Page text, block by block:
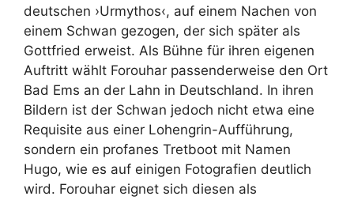
deutschen ›Urmythos‹, auf einem Nachen von
einem Schwan gezogen, der sich später als
Gottfried erweist. Als Bühne für ihren eigenen
Auftritt wählt Forouhar passenderweise den Ort
Bad Ems an der Lahn in Deutschland. In ihren
Bildern ist der Schwan jedoch nicht etwa eine
Requisite aus einer Lohengrin-Aufführung,
sondern ein profanes Tretboot mit Namen
Hugo, wie es auf einigen Fotografien deutlich
wird. Forouhar eignet sich diesen als